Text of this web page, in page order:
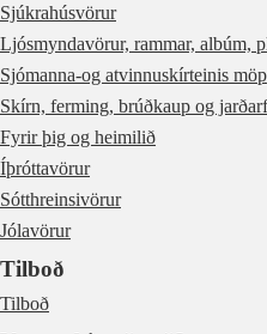
Sjúkrahúsvörur
Ljósmyndavörur, rammar, albúm,
Sjómanna-og atvinnuskírteinis
Skírn, ferming, brúðkaup og
Fyrir þig og heimilið
Íþróttavörur
Sótthreinsivörur
Jólavörur
Tilboð
Tilboð